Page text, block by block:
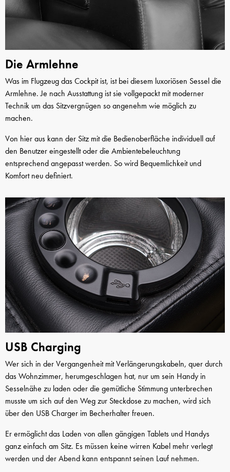
Die Armlehne
Was im Flugzeug das Cockpit ist, ist bei diesem luxoriösen Sessel die
Armlehne. Je nach Ausstattung ist sie vollgepackt mit moderner
Technik um das Sitzvergnügen so angenehm wie möglich zu
machen.
Von hier aus kann der Sitz mit die Bedienoberfläche individuell auf
den Benutzer eingestellt oder die Ambientebeleuchtung
entsprechend angepasst werden. So wird Bequemlichkeit und
Komfort neu definiert.
USB Charging
Wer sich in der Vergangenheit mit Verlängerungskabeln, quer durch
das Wohnzimmer, herumgeschlagen hat, nur um sein Handy in
Sesselnähe zu laden oder die gemütliche Stimmung unterbrechen
musste um sich auf den Weg zur Steckdose zu machen, wird sich
über den USB Charger im Becherhalter freuen.
Er ermöglicht das Laden von allen gängigen Tablets und Handys
ganz einfach am Sitz. Es müssen keine wirren Kabel mehr verlegt
werden und der Abend kann entspannt seinen Lauf nehmen.